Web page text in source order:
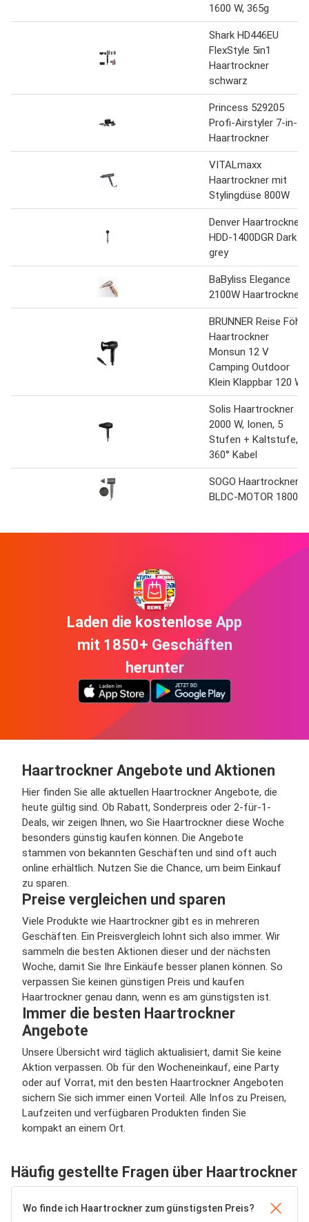
1600 W, 365g
Shark HD446EU
FlexStyle 5in1
Haartrockner
schwarz
Princess 529205
Profi-Airstyler 7-in-1
Haartrockner
VITALmaxx
Haartrockner mit
Stylingdüse 800W
Denver Haartrockner
HDD-1400DGR Dark
grey
BaByliss Elegance
2100W Haartrockner
BRUNNER Reise Föhn
Haartrockner
Monsun 12 V
Camping Outdoor
Klein Klappbar 120 W
Solis Haartrockner
2000 W, Ionen, 5
Stufen + Kaltstufe,
360° Kabel
SOGO Haartrockner
BLDC-MOTOR 1800W
Laden die kostenlose App
mit 1850+ Geschäften
herunter
Haartrockner Angebote und Aktionen
Hier finden Sie alle aktuellen Haartrockner Angebote, die
heute gültig sind. Ob Rabatt, Sonderpreis oder 2-für-1-
Deals, wir zeigen Ihnen, wo Sie Haartrockner diese Woche
besonders günstig kaufen können. Die Angebote
stammen von bekannten Geschäften und sind oft auch
online erhältlich. Nutzen Sie die Chance, um beim Einkauf
zu sparen.
Preise vergleichen und sparen
Viele Produkte wie Haartrockner gibt es in mehreren
Geschäften. Ein Preisvergleich lohnt sich also immer. Wir
sammeln die besten Aktionen dieser und der nächsten
Woche, damit Sie Ihre Einkäufe besser planen können. So
verpassen Sie keinen günstigen Preis und kaufen
Haartrockner genau dann, wenn es am günstigsten ist.
Immer die besten Haartrockner
Angebote
Unsere Übersicht wird täglich aktualisiert, damit Sie keine
Aktion verpassen. Ob für den Wocheneinkauf, eine Party
oder auf Vorrat, mit den besten Haartrockner Angeboten
sichern Sie sich immer einen Vorteil. Alle Infos zu Preisen,
Laufzeiten und verfügbaren Produkten finden Sie
kompakt an einem Ort.
Häufig gestellte Fragen über Haartrockner
Wo finde ich Haartrockner zum günstigsten Preis?